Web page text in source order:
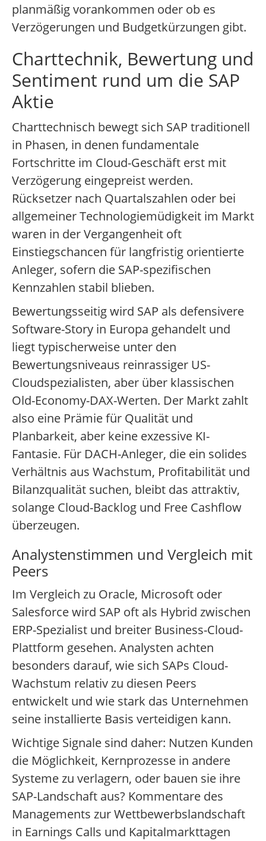
planmäßig vorankommen oder ob es
Verzögerungen und Budgetkürzungen gibt.
Charttechnik, Bewertung und
Sentiment rund um die SAP
Aktie
Charttechnisch bewegt sich SAP traditionell
in Phasen, in denen fundamentale
Fortschritte im Cloud-Geschäft erst mit
Verzögerung eingepreist werden.
Rücksetzer nach Quartalszahlen oder bei
allgemeiner Technologiemüdigkeit im Markt
waren in der Vergangenheit oft
Einstiegschancen für langfristig orientierte
Anleger, sofern die SAP-spezifischen
Kennzahlen stabil blieben.
Bewertungsseitig wird SAP als defensivere
Software-Story in Europa gehandelt und
liegt typischerweise unter den
Bewertungsniveaus reinrassiger US-
Cloudspezialisten, aber über klassischen
Old-Economy-DAX-Werten. Der Markt zahlt
also eine Prämie für Qualität und
Planbarkeit, aber keine exzessive KI-
Fantasie. Für DACH-Anleger, die ein solides
Verhältnis aus Wachstum, Profitabilität und
Bilanzqualität suchen, bleibt das attraktiv,
solange Cloud-Backlog und Free Cashflow
überzeugen.
Analystenstimmen und Vergleich mit
Peers
Im Vergleich zu Oracle, Microsoft oder
Salesforce wird SAP oft als Hybrid zwischen
ERP-Spezialist und breiter Business-Cloud-
Plattform gesehen. Analysten achten
besonders darauf, wie sich SAPs Cloud-
Wachstum relativ zu diesen Peers
entwickelt und wie stark das Unternehmen
seine installierte Basis verteidigen kann.
Wichtige Signale sind daher: Nutzen Kunden
die Möglichkeit, Kernprozesse in andere
Systeme zu verlagern, oder bauen sie ihre
SAP-Landschaft aus? Kommentare des
Managements zur Wettbewerbslandschaft
in Earnings Calls und Kapitalmarkttagen